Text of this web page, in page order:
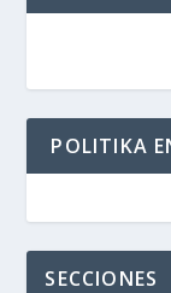
POLITIKA
SECCIONES